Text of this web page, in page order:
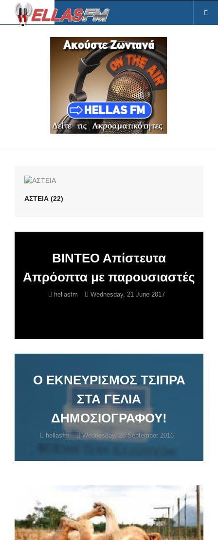
ΑΣΤΕΙΑ (22)
BINTEO Aπίστευτα
Απρόοπτα με παρουσιαστές
hellasfm Wednesday, 21 June 2017
O EKNEYΡΙΣΜΟΣ ΤΣΙΠΡΑ
ΣΤΑ ΓΕΛΙΑ
ΔΗΜΟΣΙΟΓΡΑΦΟΥ!
hellasfm Wednesday, 28 September 2016